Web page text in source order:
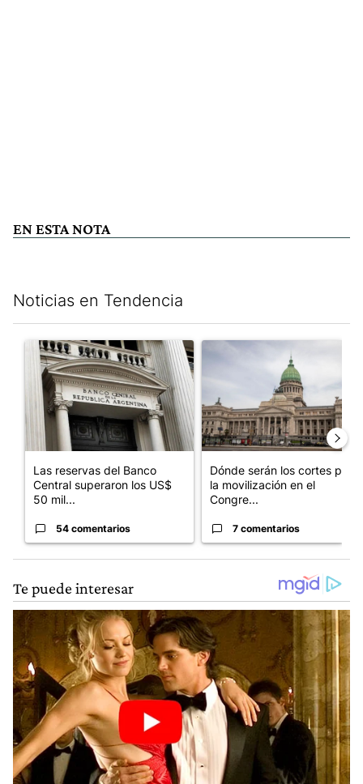
EN ESTA NOTA
Noticias en Tendencia
Un artículo de tendencia con el título "Las reservas del Banco
Las reservas del Banco
Central superaron los US$
50 mil...
54 comentarios
Un artículo de tendencia
Dónde serán los cortes por
la movilización en el
Congre...
7 comentarios